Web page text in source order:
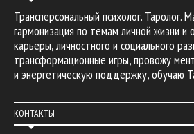
Трансперсональный психолог. Таролог.
гармонизация по темам личной жизни и
карьеры, личностного и социального
трансформационные игры, провожу
и энергетическую поддержку, обучаю
КОНТАКТЫ